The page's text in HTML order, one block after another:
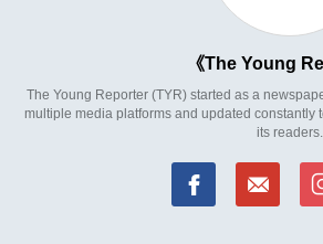
The Young
The Young Reporter (TYR) started as a
multiple media platforms and updated constantly
its readers.